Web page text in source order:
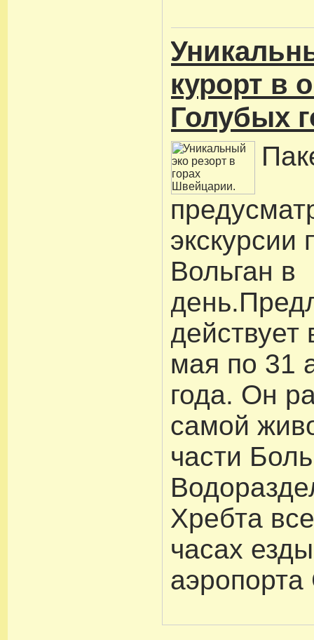
курорт в
Голубых
экскурсии
Вольган в
действует
мая по 31
года. Он
самой
части
Хребта
часах